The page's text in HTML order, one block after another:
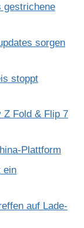
gestrichene
sorgen
stoppt
Z Fold & Flip 7
Plattform
ein
auf Lade-